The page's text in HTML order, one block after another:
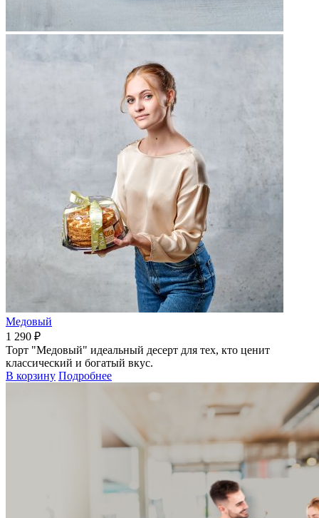
Медовый
1 290 ₽
Торт "Медовый" идеальный десерт для тех, кто ценит
классический и богатый вкус.
В корзину Подробнее